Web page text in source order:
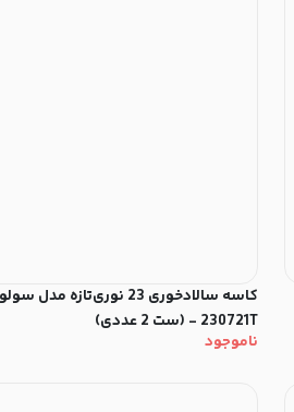
کاسه سالادخوری 23 نوری‌تازه مدل
230721T - (ست 2 عددی)
ناموجود